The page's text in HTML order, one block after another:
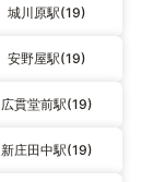
城川原駅(19)
安野屋駅(19)
広貫堂前駅(19)
新庄田中駅(19)